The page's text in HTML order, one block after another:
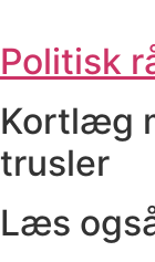
Politisk
Kortlæg
trusler
Læs